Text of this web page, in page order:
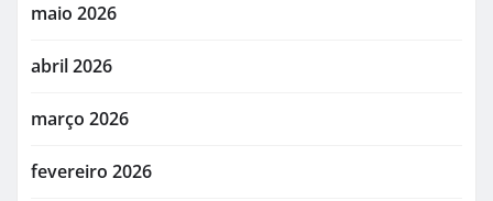
maio 2026
abril 2026
março 2026
fevereiro 2026